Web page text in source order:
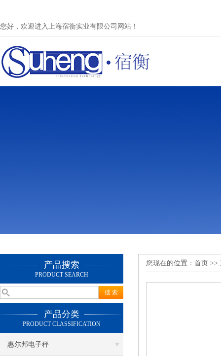
您好，欢迎进入上海宿衡实业有限公司网站！
产品搜索
PRODUCT SEARCH
产品分类
PRODUCT CLASSIFICATION
惠尔邦电子秤
您现在的位置： 首页 >>